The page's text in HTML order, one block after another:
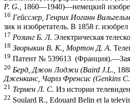
P. G., 1860—1940)—немецкий
16 Гейсслер, Генрих Иоганн
зик и изобретатель. В 1858 г.
17 Розинг Б. Л. Электрическая
18 Зворыкин В. К., Мортон Д. А.
19 Патент № 539613
20 Берд, Джон Лоджи (Baird J.L.,
Дженкинс, Чарлз Френсис (Genkins С.
21 Термен Л. С. Из истории
22 Soulard R., Edouard Belin et la